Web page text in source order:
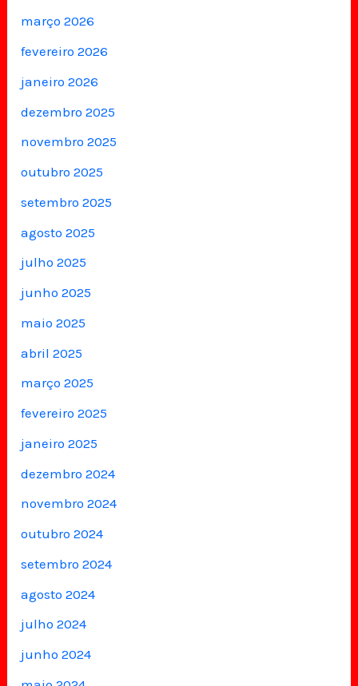
março 2026
fevereiro 2026
janeiro 2026
dezembro 2025
novembro 2025
outubro 2025
setembro 2025
agosto 2025
julho 2025
junho 2025
maio 2025
abril 2025
março 2025
fevereiro 2025
janeiro 2025
dezembro 2024
novembro 2024
outubro 2024
setembro 2024
agosto 2024
julho 2024
junho 2024